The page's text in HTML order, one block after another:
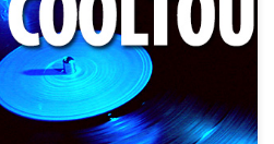
Stoopid“ to idealny wybór dla tych,
reggae i […]